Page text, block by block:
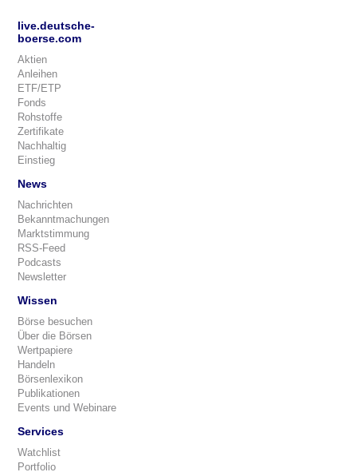
live.deutsche-
boerse.com
Aktien
Anleihen
ETF/ETP
Fonds
Rohstoffe
Zertifikate
Nachhaltig
Einstieg
News
Nachrichten
Bekanntmachungen
Marktstimmung
RSS-Feed
Podcasts
Newsletter
Wissen
Börse besuchen
Über die Börsen
Wertpapiere
Handeln
Börsenlexikon
Publikationen
Events und Webinare
Services
Watchlist
Portfolio